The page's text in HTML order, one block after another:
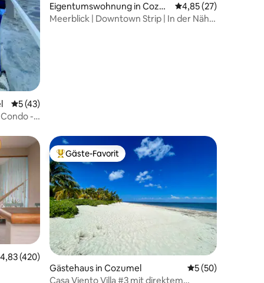
Durchschnittliche Bewertung: 5 von 5, 43 Bewertungen
5 (43)
-
Eigentumswohnung in Cozu
mel-Zentrum
Durchschnittliche
4,85 (27)
Meerblick | Downtown Strip | In der Nähe
Bewertung: 4,83 von 5, 420 Bewertungen
4,83 (420)
Beliebter Gäste-Favorit.
Gäste-Favorit
Gästehaus in Cozumel Durchschnittliche
5 (50)
Casa Viento Villa #3 mit direktem